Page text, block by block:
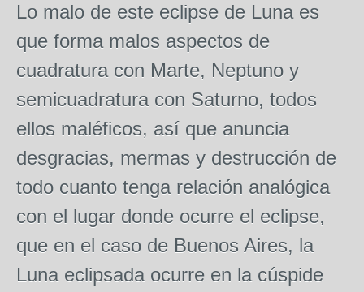
Lo malo de este eclipse de Luna es
que forma malos aspectos de
cuadratura con Marte, Neptuno y
semicuadratura con Saturno, todos
ellos maléficos, así que anuncia
desgracias, mermas y destrucción de
todo cuanto tenga relación analógica
con el lugar donde ocurre el eclipse,
que en el caso de Buenos Aires, la
Luna eclipsada ocurre en la cúspide